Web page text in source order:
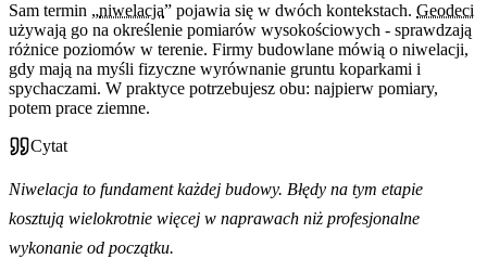
Sam termin „niwelacja” pojawia się w dwóch kontekstach. Geodeci
używają go na określenie pomiarów wysokościowych - sprawdzają
różnice poziomów w terenie. Firmy budowlane mówią o niwelacji,
gdy mają na myśli fizyczne wyrównanie gruntu koparkami i
spychaczami. W praktyce potrzebujesz obu: najpierw pomiary,
potem prace ziemne.
Cytat
Niwelacja to fundament każdej budowy. Błędy na tym etapie
kosztują wielokrotnie więcej w naprawach niż profesjonalne
wykonanie od początku.